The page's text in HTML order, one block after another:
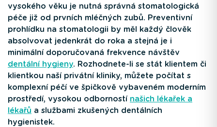
vysokého věku je nutná správná stomatologická
péče již od prvních mléčných zubů. Preventivní
prohlídku na stomatologii by měl každý člověk
absolvovat jedenkrát do roka a stejná je i
minimální doporučovaná frekvence návštěv
dentální hygieny. Rozhodnete-li se stát klientem či
klientkou naší privátní kliniky, můžete počítat s
komplexní péčí ve špičkově vybaveném moderním
prostředí, vysokou odborností našich lékařek a
lékařů a službami zkušených dentálních
hygienistek.